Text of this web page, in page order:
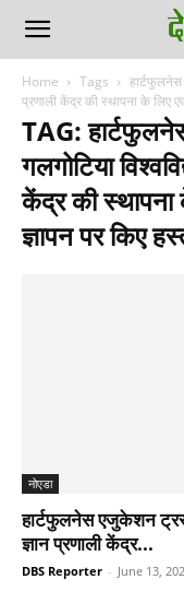
Home Tags
हार्टफुलनेस
प्रणाली केंद्र की स्थापना के लिए
TAG:
गलगोटिया
केंद्र की स्थापना
ज्ञापन पर किए
नोएडा
हार्टफुलनेस एजुकेशन
ज्ञान प्रणाली केंद्र...
DBS Reporter - June 13,